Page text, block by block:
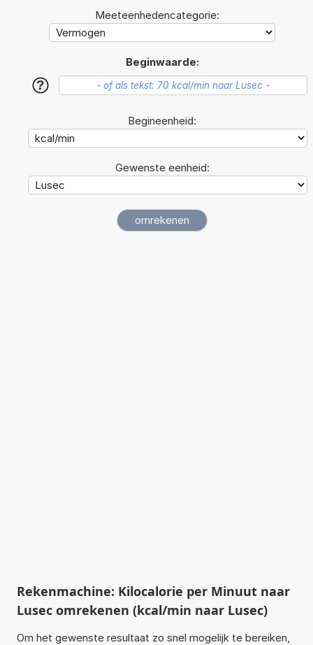
Meeteenhedencategorie:
Beginwaarde:
?
Begineenheid:
Gewenste eenheid:
Rekenmachine: Kilocalorie per Minuut naar
Lusec omrekenen (kcal/min naar Lusec)
Om het gewenste resultaat zo snel mogelijk te bereiken,